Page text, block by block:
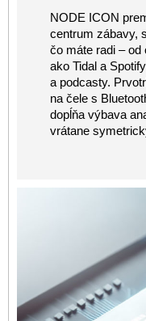
NODE ICON
centrum zábavy,
čo máte radi – od
ako Tidal a
a podcasty.
na čele s
dopĺňa výbava
vrátane